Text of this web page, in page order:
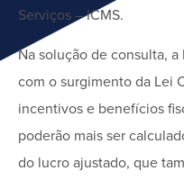
Serviços – ICMS.
Na solução de consulta,
com o surgimento da Lei
incentivos e benefícios
poderão mais ser
do lucro ajustado, que